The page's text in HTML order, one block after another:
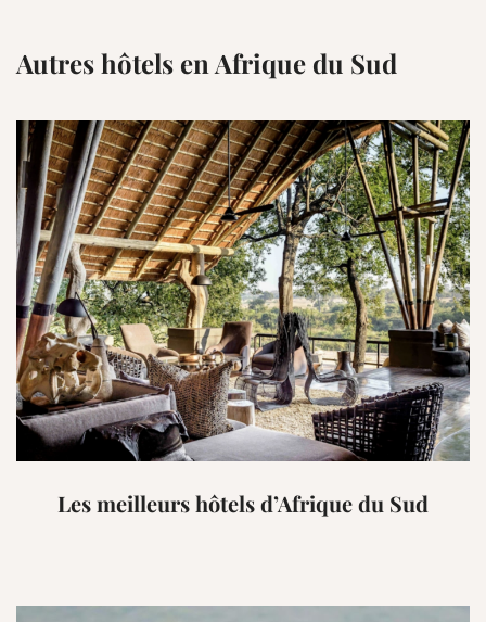
Autres hôtels en Afrique du Sud
Les meilleurs hôtels d’Afrique du Sud